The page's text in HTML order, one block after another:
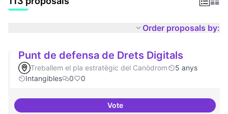
Order proposals by:
Punt de defensa de Drets Digitals
Treballem el pla estratègic del Canòdrom
5 anys
Intangibles
0 0
VotePunt de defensa de Drets